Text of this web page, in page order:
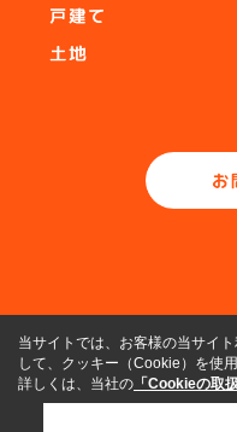
当サイトでは、お客様の当サイ
して、クッキー（Cookie）を使用
詳しくは、当社の 「Cookieの取